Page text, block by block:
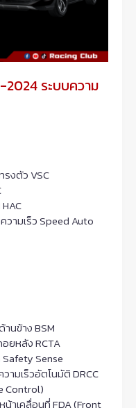
ระบบความ
งตัว VSC
ามเร็ว Speed Auto
นข้าง BSM
ยหลัง RCTA
Sense
ามเร็วอัตโนมัติ DRCC
Control)
น้าเคลื่อนที่ FDA (Front